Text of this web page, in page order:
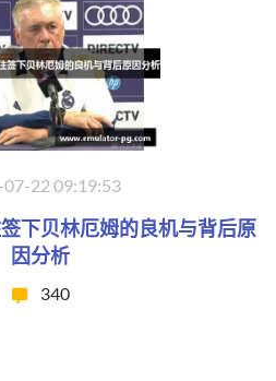
22 09:19:53
下贝林厄姆的良机与背后原
因分析
340